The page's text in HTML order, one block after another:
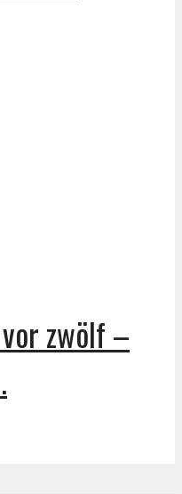
zwölf –